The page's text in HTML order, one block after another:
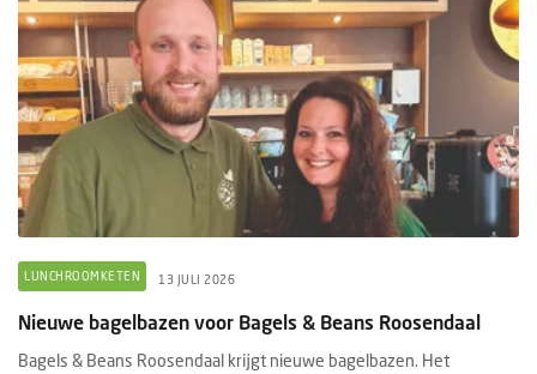
LUNCHROOMKETEN 13 JULI 2026
Nieuwe bagelbazen voor Bagels & Beans Roosendaal
Bagels & Beans Roosendaal krijgt nieuwe bagelbazen. Het